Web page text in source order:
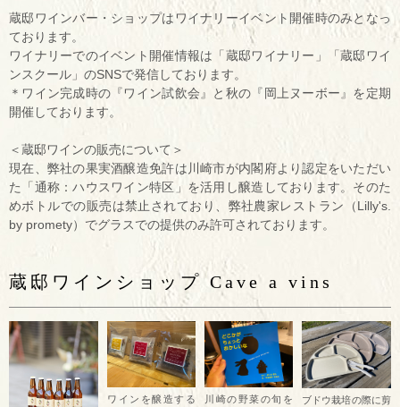
蔵邸ワインバー・ショップはワイナリーイベント開催時のみとなっ
ております。
ワイナリーでのイベント開催情報は「蔵邸ワイナリー」「蔵邸ワイ
ンスクール」のSNSで発信しております。
＊ワイン完成時の『ワイン試飲会』と秋の『岡上ヌーボー』を定期
開催しております。
＜蔵邸ワインの販売について＞
現在、弊社の果実酒醸造免許は川崎市が内閣府より認定をいただい
た「通称：ハウスワイン特区」を活用し醸造しております。そのた
めボトルでの販売は禁止されており、弊社農家レストラン（Lilly's.
by promety）でグラスでの提供のみ許可されております。
蔵邸ワインショップ Cave a vins
ワインを醸造する
川崎の野菜の旬を
ブドウ栽培の際に剪